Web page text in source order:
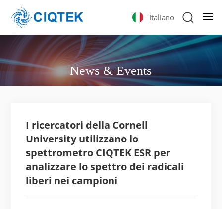
Italiano
News & Events
I ricercatori della Cornell
University utilizzano lo
spettrometro CIQTEK ESR per
analizzare lo spettro dei radicali
liberi nei campioni